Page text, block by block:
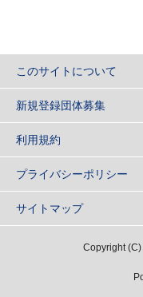
このサイトについて
新規登録団体募集
利用規約
プライバシーポリシー
サイトマップ
Copyright (C)